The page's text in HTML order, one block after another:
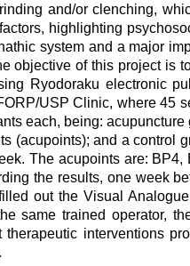
and/or clenching,
highlighting
system and a major
objective of this project is
Ryodoraku electronic
USP Clinic, where 45
each, being:
(acupoints); and a control
The acupoints are:
the results, one week
out the Visual
same trained operator,
interventions